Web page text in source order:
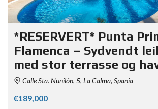
*RESERVERT* Punta
Flamenca – Sydvendt
med stor terrasse og
Calle Sta. Nunilón, 5, La Calma, Spania
€189,000